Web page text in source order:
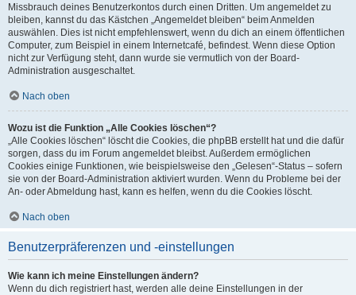
Missbrauch deines Benutzerkontos durch einen Dritten. Um angemeldet zu
bleiben, kannst du das Kästchen „Angemeldet bleiben“ beim Anmelden
auswählen. Dies ist nicht empfehlenswert, wenn du dich an einem öffentlichen
Computer, zum Beispiel in einem Internetcafé, befindest. Wenn diese Option
nicht zur Verfügung steht, dann wurde sie vermutlich von der Board-
Administration ausgeschaltet.
Nach oben
Wozu ist die Funktion „Alle Cookies löschen“?
„Alle Cookies löschen“ löscht die Cookies, die phpBB erstellt hat und die dafür
sorgen, dass du im Forum angemeldet bleibst. Außerdem ermöglichen
Cookies einige Funktionen, wie beispielsweise den „Gelesen“-Status – sofern
sie von der Board-Administration aktiviert wurden. Wenn du Probleme bei der
An- oder Abmeldung hast, kann es helfen, wenn du die Cookies löscht.
Nach oben
Benutzerpräferenzen und -einstellungen
Wie kann ich meine Einstellungen ändern?
Wenn du dich registriert hast, werden alle deine Einstellungen in der